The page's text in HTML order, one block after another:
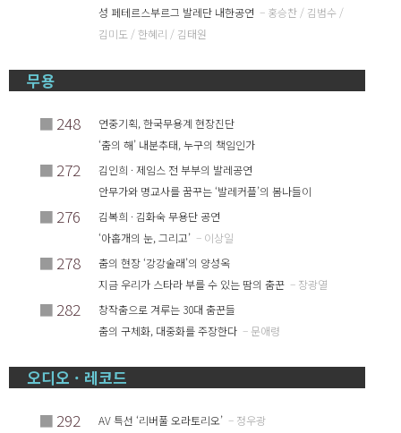
성 페테르스부르그 발레단 내한공연 – 홍승찬 / 김범수 /
김미도 / 한혜리 / 김태원
무용
■ 248
연중기획, 한국무용계 현장진단
‘춤의 해’ 내분추태, 누구의 책임인가
■ 272
김인희 · 제임스 전 부부의 발레공연
안무가와 명교사를 꿈꾸는 ‘발레커플’의 봄나들이
■ 276
김복희 · 김화숙 무용단 공연
‘아홉개의 눈, 그리고’ – 이상일
■ 278
춤의 현장 ‘강강술래’의 양성옥
지금 우리가 스타라 부를 수 있는 땀의 춤꾼 – 장광열
■ 282
창작춤으로 겨루는 30대 춤꾼들
춤의 구체화, 대중화를 주장한다 – 문애령
오디오 · 레코드
■ 292 AV 특선 ‘리버풀 오라토리오’ – 정우광